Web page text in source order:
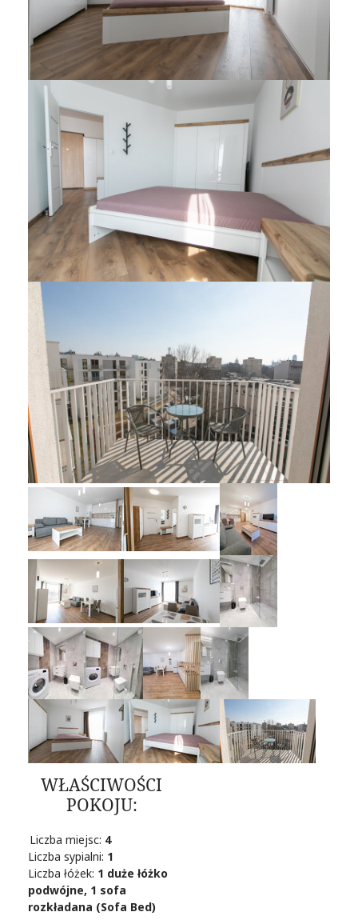
WŁAŚCIWOŚCI
POKOJU:
Liczba miejsc: 4
Liczba sypialni: 1
Liczba łóżek: 1 duże łóżko
podwójne, 1 sofa
rozkładana (Sofa Bed)